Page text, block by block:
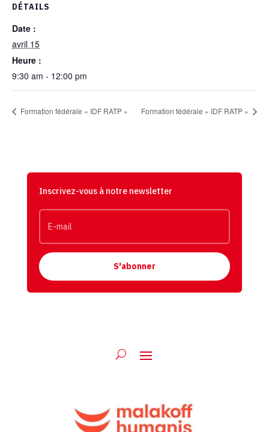
DÉTAILS
Date :
avril 15
Heure :
9:30 am - 12:00 pm
Formation fédérale « IDF RATP » Formation fédérale « IDF RATP »
Inscrivez-vous à notre newsletter
S'abonner